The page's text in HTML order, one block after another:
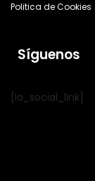
Politica de Cookies
Síguenos
[la_social_link]